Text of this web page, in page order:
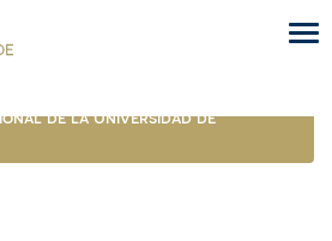
de la Universidad de